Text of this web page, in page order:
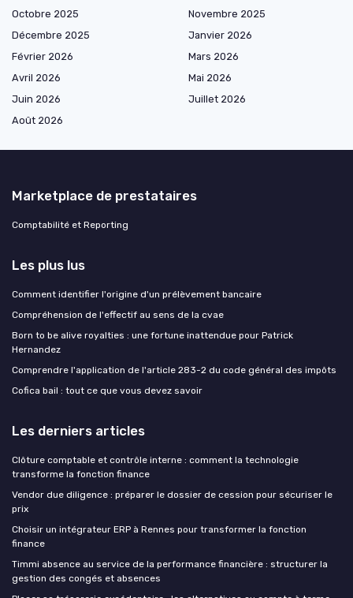
Octobre 2025
Novembre 2025
Décembre 2025
Janvier 2026
Février 2026
Mars 2026
Avril 2026
Mai 2026
Juin 2026
Juillet 2026
Août 2026
Marketplace de prestataires
Comptabilité et Reporting
Les plus lus
Comment identifier l'origine d'un prélèvement bancaire
Compréhension de l'effectif au sens de la cvae
Born to be alive royalties : une fortune inattendue pour Patrick
Hernandez
Comprendre l'application de l'article 283-2 du code général des impôts
Cofica bail : tout ce que vous devez savoir
Les derniers articles
Clôture comptable et contrôle interne : comment la technologie
transforme la fonction finance
Vendor due diligence : préparer le dossier de cession pour sécuriser le
prix
Choisir un intégrateur ERP à Rennes pour transformer la fonction
finance
Timmi absence au service de la performance financière : structurer la
gestion des congés et absences